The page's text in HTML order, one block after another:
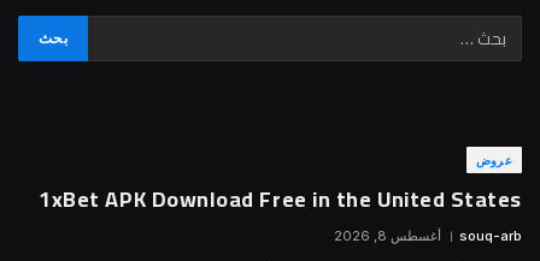
عروض
1xBet APK Download Free in the United States
souq-arb أغسطس 8, 2026